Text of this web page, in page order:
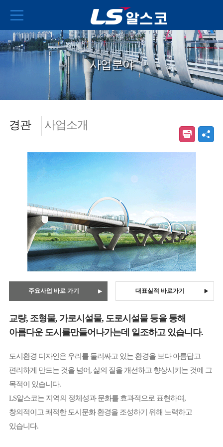
사업분야
경관 사업소개
주요사업 바로 가기 ▶ 대표실적 바로가기
교량, 조형물, 가로시설물, 도로시설물 등을 통해
아름다운 도시를만들어나가는데 일조하고 있습니다.
도시환경 디자인은 우리를 둘러싸고 있는 환경을 보다 아름답고
편리하게 만드는 것을 넘어, 삶의 질을 개선하고 향상시키는 것에 그
목적이 있습니다.
LS알스코는 지역의 정체성과 문화를 효과적으로 표현하여,
창의적이고 쾌적한 도시문화 환경을 조성하기 위해 노력하고
있습니다.